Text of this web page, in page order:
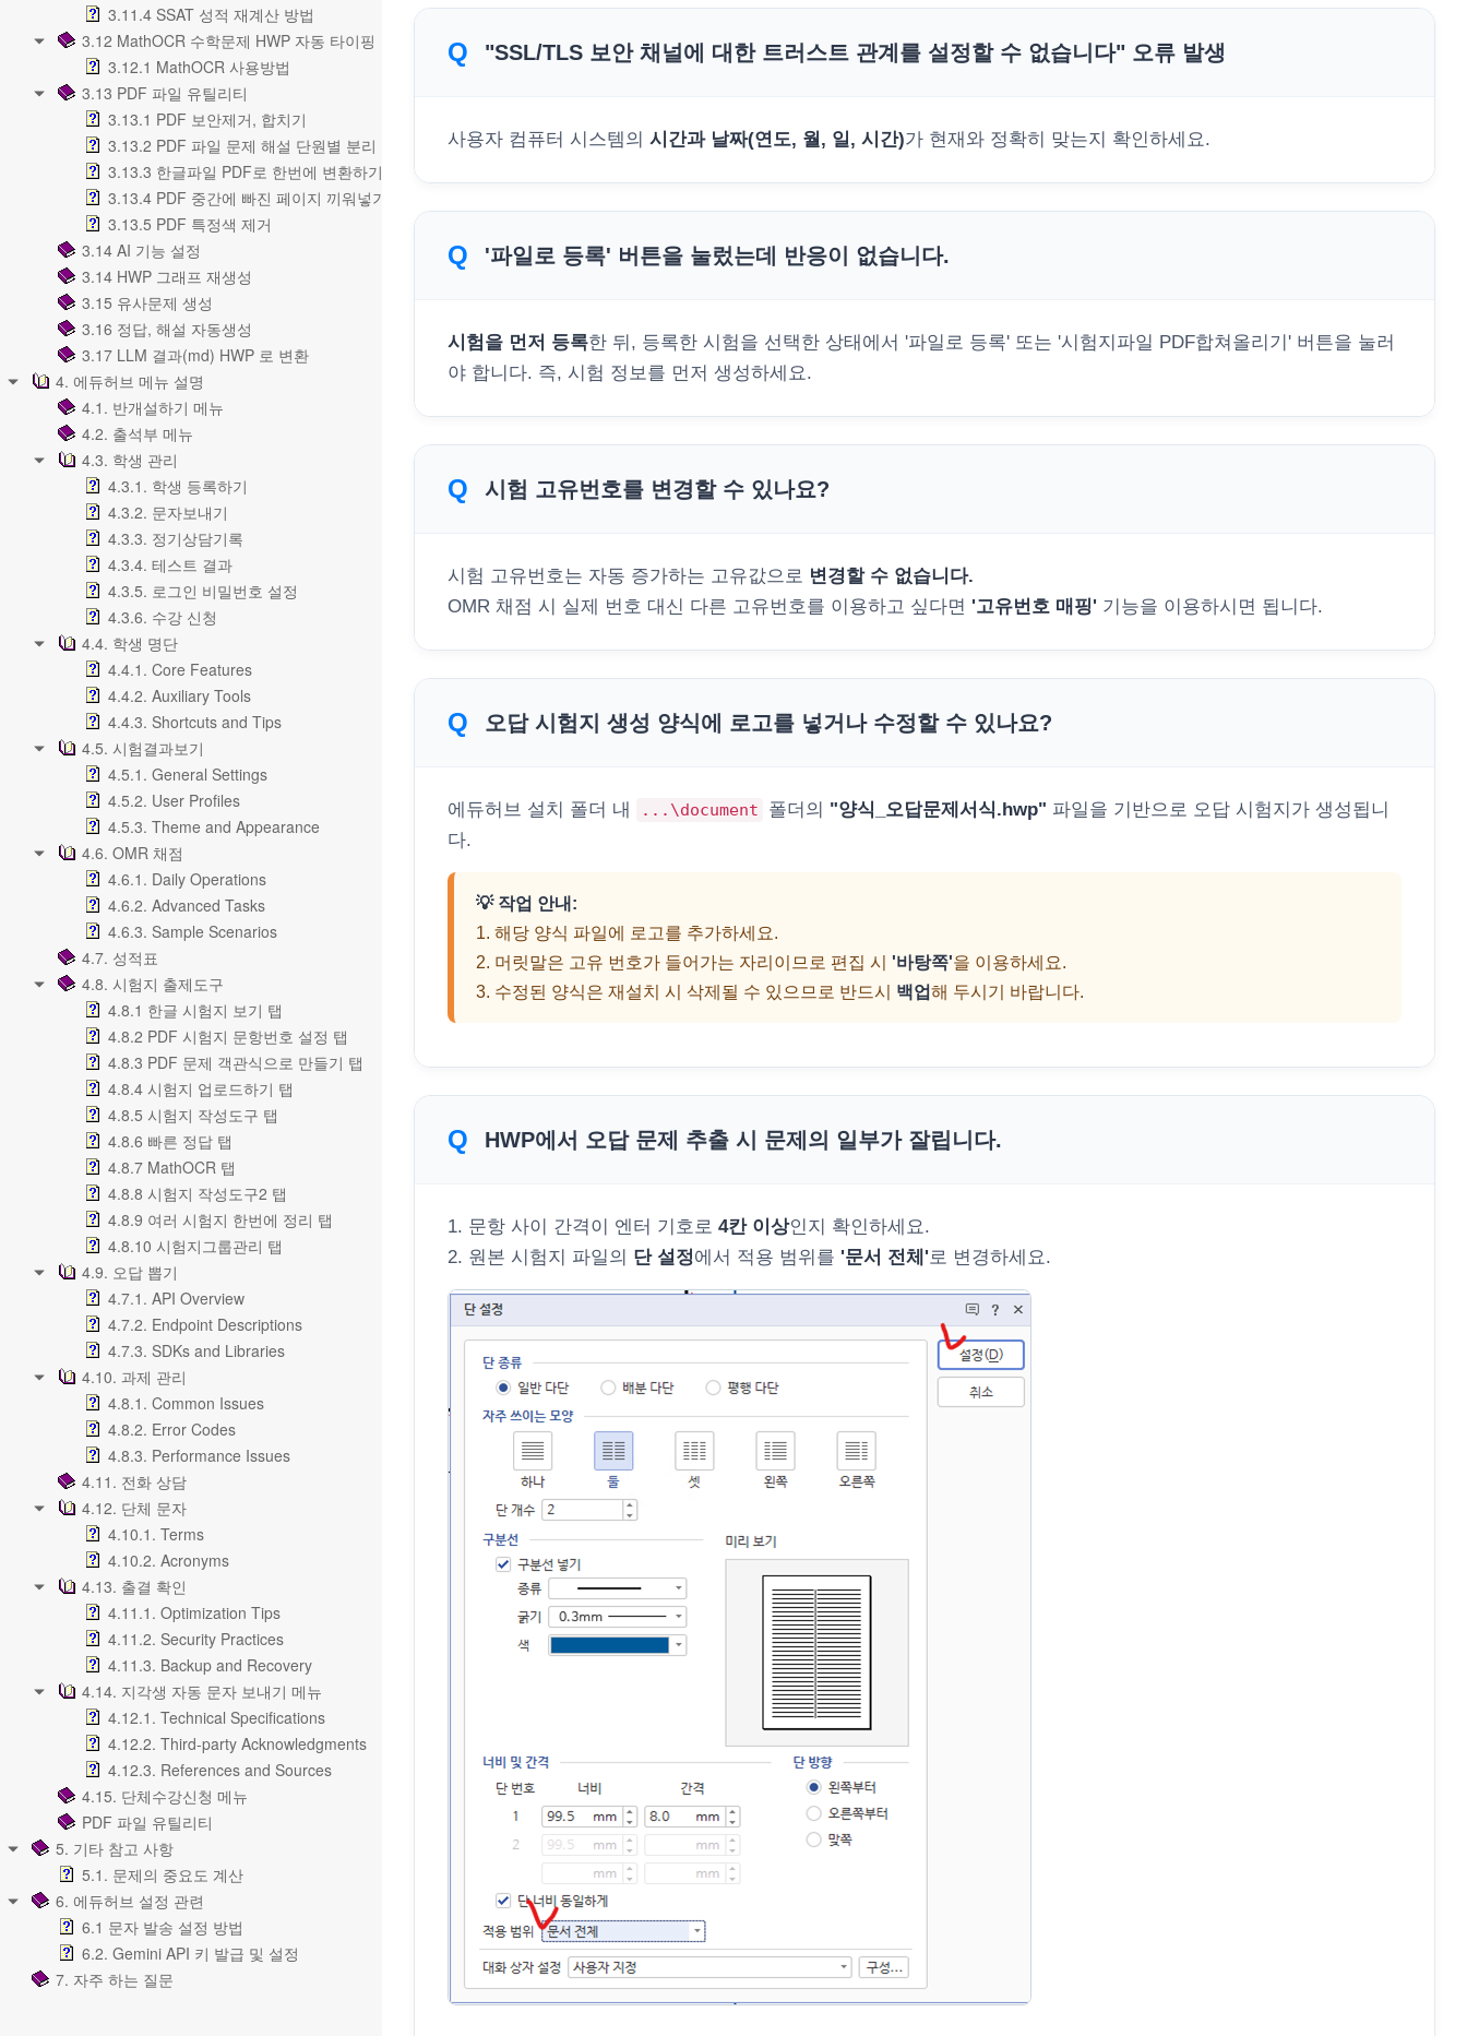
3.11.4 SSAT 성적 재계산 방법
3.12 MathOCR 수학문제 HWP 자동 타이핑
3.12.1 MathOCR 사용방법
3.13 PDF 파일 유틸리티
3.13.1 PDF 보안제거, 합치기
3.13.2 PDF 파일 문제 해설 단원별 분리
3.13.3 한글파일 PDF로 한번에 변환하기
3.13.4 PDF 중간에 빠진 페이지 끼워넣기
3.13.5 PDF 특정색 제거
3.14 AI 기능 설정
3.14 HWP 그래프 재생성
3.15 유사문제 생성
3.16 정답, 해설 자동생성
3.17 LLM 결과(md) HWP 로 변환
4. 에듀허브 메뉴 설명
4.1. 반개설하기 메뉴
4.2. 출석부 메뉴
4.3. 학생 관리
4.3.1. 학생 등록하기
4.3.2. 문자보내기
4.3.3. 정기상담기록
4.3.4. 테스트 결과
4.3.5. 로그인 비밀번호 설정
4.3.6. 수강 신청
4.4. 학생 명단
4.4.1. Core Features
4.4.2. Auxiliary Tools
4.4.3. Shortcuts and Tips
4.5. 시험결과보기
4.5.1. General Settings
4.5.2. User Profiles
4.5.3. Theme and Appearance
4.6. OMR 채점
4.6.1. Daily Operations
4.6.2. Advanced Tasks
4.6.3. Sample Scenarios
4.7. 성적표
4.8. 시험지 출제도구
4.8.1 한글 시험지 보기 탭
4.8.2 PDF 시험지 문항번호 설정 탭
4.8.3 PDF 문제 객관식으로 만들기 탭
4.8.4 시험지 업로드하기 탭
4.8.5 시험지 작성도구 탭
4.8.6 빠른 정답 탭
4.8.7 MathOCR 탭
4.8.8 시험지 작성도구2 탭
4.8.9 여러 시험지 한번에 정리 탭
4.8.10 시험지그룹관리 탭
4.9. 오답 뽑기
4.7.1. API Overview
4.7.2. Endpoint Descriptions
4.7.3. SDKs and Libraries
4.10. 과제 관리
4.8.1. Common Issues
4.8.2. Error Codes
4.8.3. Performance Issues
4.11. 전화 상담
4.12. 단체 문자
4.10.1. Terms
4.10.2. Acronyms
4.13. 출결 확인
4.11.1. Optimization Tips
4.11.2. Security Practices
4.11.3. Backup and Recovery
4.14. 지각생 자동 문자 보내기 메뉴
4.12.1. Technical Specifications
4.12.2. Third-party Acknowledgments
4.12.3. References and Sources
4.15. 단체수강신청 메뉴
PDF 파일 유틸리티
5. 기타 참고 사항
5.1. 문제의 중요도 계산
6. 에듀허브 설정 관련
6.1 문자 발송 설정 방법
6.2. Gemini API 키 발급 및 설정
7. 자주 하는 질문
"SSL/TLS 보안 채널에 대한 트러스트 관계를 설정할 수 없습니다" 오류 발생
사용자 컴퓨터 시스템의 시간과 날짜(연도, 월, 일, 시간)가 현재와 정확히 맞는지 확인하세요.
'파일로 등록' 버튼을 눌렀는데 반응이 없습니다.
시험을 먼저 등록한 뒤, 등록한 시험을 선택한 상태에서 '파일로 등록' 또는 '시험지파일 PDF합쳐올리기' 버튼을 눌러
야 합니다. 즉, 시험 정보를 먼저 생성하세요.
시험 고유번호를 변경할 수 있나요?
시험 고유번호는 자동 증가하는 고유값으로 변경할 수 없습니다.
OMR 채점 시 실제 번호 대신 다른 고유번호를 이용하고 싶다면 '고유번호 매핑' 기능을 이용하시면 됩니다.
오답 시험지 생성 양식에 로고를 넣거나 수정할 수 있나요?
에듀허브 설치 폴더 내 ...\document 폴더의 "양식_오답문제서식.hwp" 파일을 기반으로 오답 시험지가 생성됩니
다.
💡 작업 안내:
1. 해당 양식 파일에 로고를 추가하세요.
2. 머릿말은 고유 번호가 들어가는 자리이므로 편집 시 '바탕쪽'을 이용하세요.
3. 수정된 양식은 재설치 시 삭제될 수 있으므로 반드시 백업해 두시기 바랍니다.
HWP에서 오답 문제 추출 시 문제의 일부가 잘립니다.
1. 문항 사이 간격이 엔터 기호로 4칸 이상인지 확인하세요.
2. 원본 시험지 파일의 단 설정에서 적용 범위를 '문서 전체'로 변경하세요.